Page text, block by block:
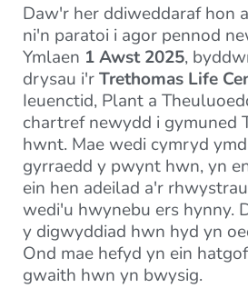
Daw'r her ddiweddaraf hon
ni'n paratoi i agor pennod
Ymlaen 1 Awst 2025,
drysau i'rTrethomas Life
Ieuenctid, Plant a
chartref newydd i gymuned
hwnt. Mae wedi cymryd
gyrraedd y pwynt hwn, yn
ein hen adeilad a'r
wedi'u hwynebu ers hynny.
y digwyddiad hwn hyd yn
Ond mae hefyd yn ein
gwaith hwn yn bwysig.